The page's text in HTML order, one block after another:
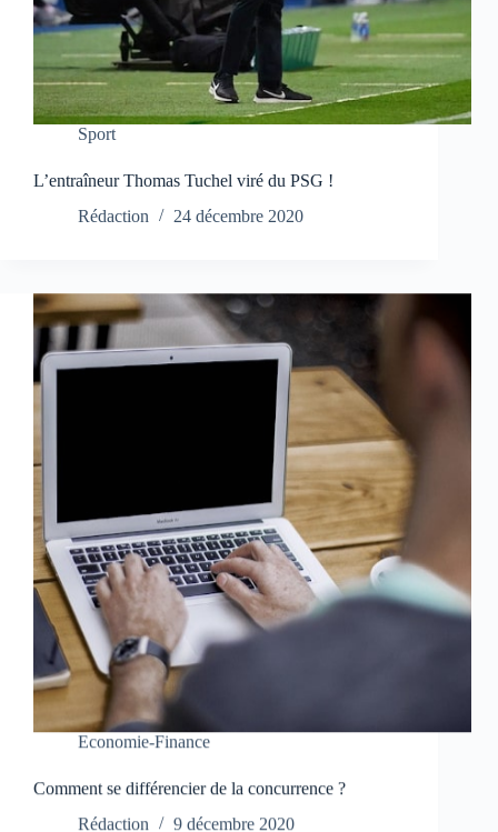
Sport
L’entraîneur Thomas Tuchel viré du PSG !
Rédaction
24 décembre 2020
Economie-Finance
Comment se différencier de la concurrence ?
Rédaction
9 décembre 2020